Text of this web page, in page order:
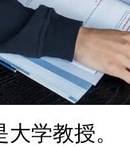
学教授。